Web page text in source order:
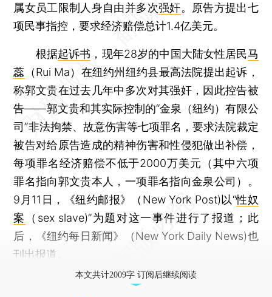
属女员工限制人身自由并多次强奸。原告方提出七
项民事指控，要求经济赔偿总计1.4亿美元。
根据起诉书 ，现年28岁的中国大陆女性居民马
蕊 （Rui Ma）在纽约州纽约县最高法院提出起诉，
称郭文贵在过去几年中多次对其强奸，因此控告被
告——郭文贵和其实际控制的“金泉（纽约）有限公
司”非法拘禁、故意伤害等七项罪名，要求法院裁定
被告对给原告造成的精神伤害和性侵犯做出补偿，
每项罪名经济赔偿不低于2000万美元（其中六项
罪名指向郭文贵本人，一项罪名指向金泉公司）。
9月11日，《纽约邮报》（New York Post)以“性奴
案
（sex slave)”为题对这一事件进行了报道；此
后，《纽约每日新闻》（New York Daily News)也
刊出报道。
本文共计2009字 订阅后继续阅读